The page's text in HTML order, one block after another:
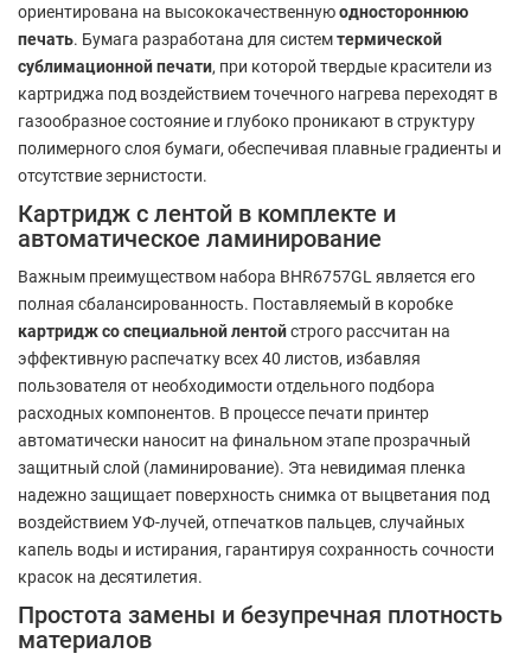
ориентирована на высококачественнуюодностороннюю
печать. Бумага разработана для системтермической
сублимационной печати, при которой твердые красители из
картриджа под воздействием точечного нагрева переходят в
газообразное состояние и глубоко проникают в структуру
полимерного слоя бумаги, обеспечивая плавные градиенты и
отсутствие зернистости.
Картридж с лентой в комплекте и
автоматическое ламинирование
Важным преимуществом набора BHR6757GL является его
полная сбалансированность. Поставляемый в коробке
картридж со специальной лентойстрого рассчитан на
эффективную распечатку всех 40 листов, избавляя
пользователя от необходимости отдельного подбора
расходных компонентов. В процессе печати принтер
автоматически наносит на финальном этапе прозрачный
защитный слой (ламинирование). Эта невидимая пленка
надежно защищает поверхность снимка от выцветания под
воздействием УФ-лучей, отпечатков пальцев, случайных
капель воды и истирания, гарантируя сохранность сочности
красок на десятилетия.
Простота замены и безупречная плотность
материалов